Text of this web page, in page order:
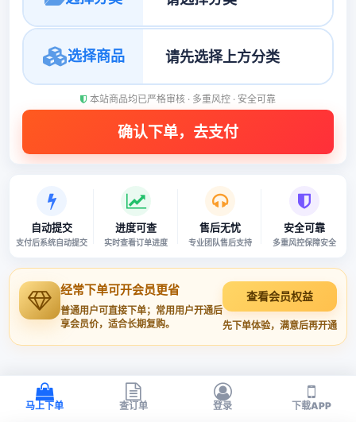
选择商品
本站商品均已严格审核 · 多重风控 · 安全可靠
自动提交
支付后系统自动提交
进度可查
实时查看订单进度
售后无忧
专业团队售后支持
安全可靠
多重风控保障安全
经常下单可开会员更省
普通用户可直接下单；常用用户开通后
享会员价，适合长期复购。
查看会员权益
先下单体验，满意后再开通
马上下单 查订单 登录 下载APP